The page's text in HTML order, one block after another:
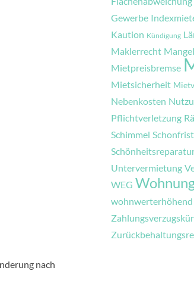
nach
Gewerbe
Kaution Kündigung
Maklerrecht Mangel
Mietpreisbremse
Mietsicherheit
Nebenkosten
Pflichtverletzung
Schimmel Schonfrist
Untervermietung
WEG
wohnwerterhöhend